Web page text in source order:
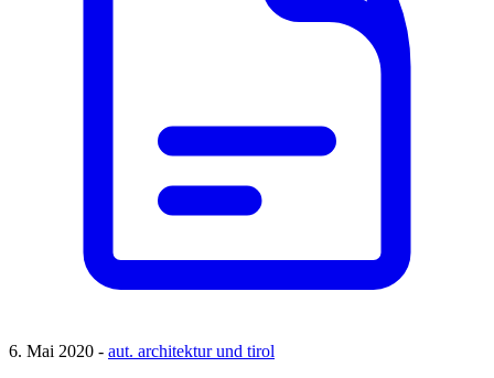
6. Mai 2020 - aut. architektur und tirol